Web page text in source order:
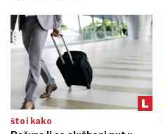
što i kako